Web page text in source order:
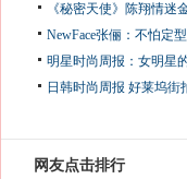
《秘密天使》陈翔情迷
NewFace张俪：不怕定
明星时尚周报：女明星
日韩时尚周报 好莱坞街
网友点击排行